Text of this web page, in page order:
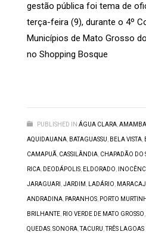
gestão pública foi tema de
terça-feira (9), durante o 4º
Municípios de Mato Grosso
no Shopping Bosque
PUBLISHED IN ÁGUA CLARA,AMAMBAI
AQUIDAUANA, BATAGUASSU, BELA VISTA,
CAMAPUÃ, CASSILÂNDIA, CHAPADÃO DO
RICA, DEODÁPOLIS, ELDORADO,
JARAGUARI ,JARDIM , LADÁRIO,
ANDRADINA, PARANHOS, PORTO
BRILHANTE, RIO VERDE DE MATO GROSSO,
QUEDAS,SONORA, TACURU, TRÊS LAGOAS